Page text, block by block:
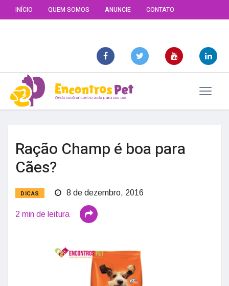
INÍCIO QUEM SOMOS ANUNCIE CONTATO
Ração Champ é boa para
Cães?
DICAS 8 de dezembro, 2016
2 min de leitura